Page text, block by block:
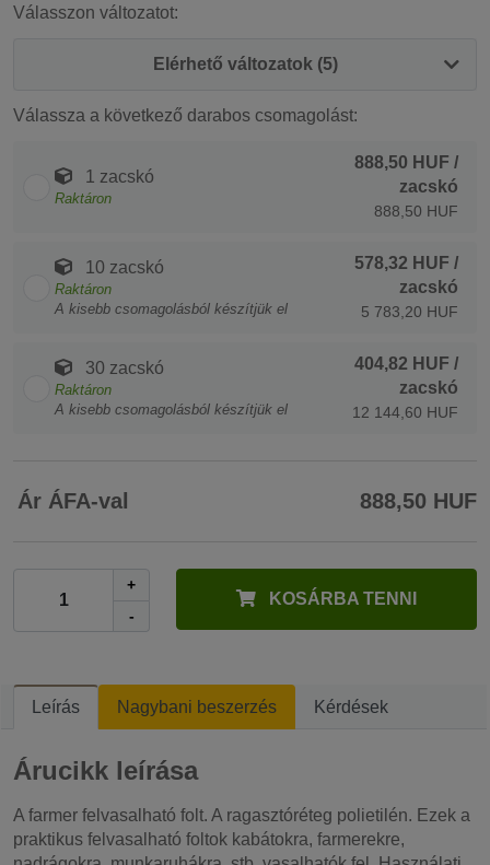
Válasszon változatot:
Elérhető változatok (5)
Válassza a következő darabos csomagolást:
1 zacskó
Raktáron
888,50 HUF /
zacskó
888,50 HUF
10 zacskó
Raktáron
A kisebb csomagolásból készítjük el
578,32 HUF /
zacskó
5 783,20 HUF
30 zacskó
Raktáron
A kisebb csomagolásból készítjük el
404,82 HUF /
zacskó
12 144,60 HUF
Ár ÁFA-val 888,50 HUF
+
-
KOSÁRBA TENNI
Leírás Nagybani beszerzés Kérdések
Árucikk leírása
A farmer felvasalható folt. A ragasztóréteg polietilén. Ezek a
praktikus felvasalható foltok kabátokra, farmerekre,